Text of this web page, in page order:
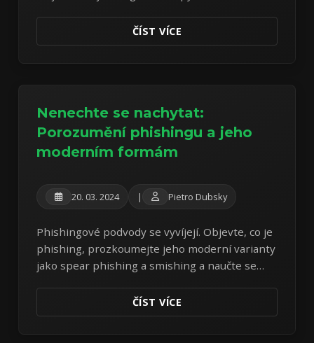
ČÍST VÍCE
Nenechte se nachytat:
Porozumění phishingu a jeho
moderním formám
20. 03. 2024 | Pietro Dubsky
Phishingové podvody se vyvíjejí. Objevte, co je
phishing, prozkoumejte jeho moderní varianty
jako spear phishing a smishing a naučte se
ČÍST VÍCE